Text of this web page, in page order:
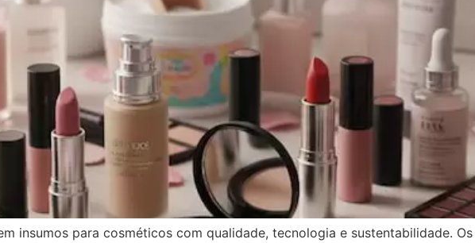
insumos para cosméticos com qualidade, tecnologia e sustentabilidade.